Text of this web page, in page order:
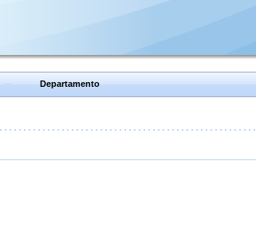
Departamento